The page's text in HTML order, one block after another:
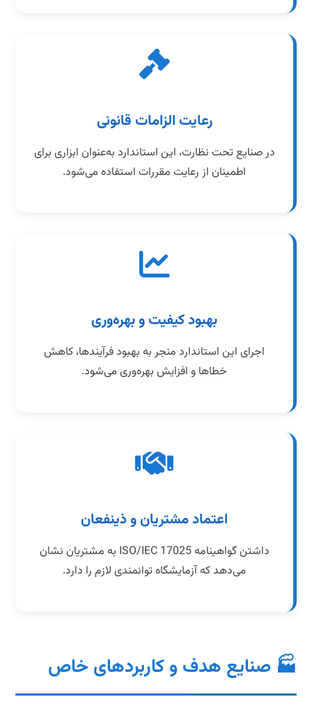
رعایت الزامات قانونی
در صنایع تحت نظارت، این استاندارد به‌عنوان ابزاری برای
اطمینان از رعایت مقررات استفاده می‌شود.
بهبود کیفیت و بهره‌وری
اجرای این استاندارد منجر به بهبود فرآیندها، کاهش
خطاها و افزایش بهره‌وری می‌شود.
اعتماد مشتریان و ذینفعان
داشتن گواهینامه ISO/IEC 17025 به مشتریان نشان
می‌دهد که آزمایشگاه توانمندی لازم را دارد.
🏭 صنایع هدف و کاربردهای خاص